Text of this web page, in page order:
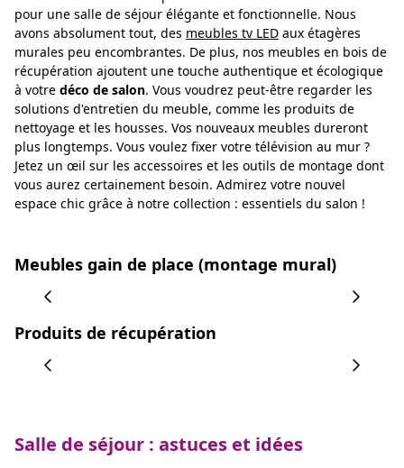
pour une salle de séjour élégante et fonctionnelle. Nous
avons absolument tout, des meubles tv LED aux étagères
murales peu encombrantes. De plus, nos meubles en bois de
récupération ajoutent une touche authentique et écologique
à votre déco de salon. Vous voudrez peut-être regarder les
solutions d'entretien du meuble, comme les produits de
nettoyage et les housses. Vos nouveaux meubles dureront
plus longtemps. Vous voulez fixer votre télévision au mur ?
Jetez un œil sur les accessoires et les outils de montage dont
vous aurez certainement besoin. Admirez votre nouvel
espace chic grâce à notre collection : essentiels du salon !
Meubles gain de place (montage mural)
Produits de récupération
Salle de séjour : astuces et idées